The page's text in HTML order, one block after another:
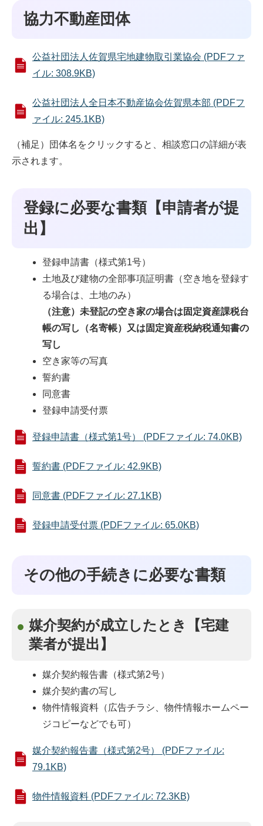
協力不動産団体
公益社団法人佐賀県宅地建物取引業協会 (PDFファ
イル: 308.9KB)
公益社団法人全日本不動産協会佐賀県本部 (PDFフ
ァイル: 245.1KB)
（補足）団体名をクリックすると、相談窓口の詳細が表
示されます。
登録に必要な書類【申請者が提
出】
登録申請書（様式第1号）
土地及び建物の全部事項証明書（空き地を登録す
る場合は、土地のみ）
（注意）未登記の空き家の場合は固定資産課税台
帳の写し（名寄帳）又は固定資産税納税通知書の
写し
空き家等の写真
誓約書
同意書
登録申請受付票
登録申請書（様式第1号） (PDFファイル: 74.0KB)
誓約書 (PDFファイル: 42.9KB)
同意書 (PDFファイル: 27.1KB)
登録申請受付票 (PDFファイル: 65.0KB)
その他の手続きに必要な書類
媒介契約が成立したとき【宅建
業者が提出】
媒介契約報告書（様式第2号）
媒介契約書の写し
物件情報資料（広告チラシ、物件情報ホームペー
ジコピーなどでも可）
媒介契約報告書（様式第2号） (PDFファイル:
79.1KB)
物件情報資料 (PDFファイル: 72.3KB)